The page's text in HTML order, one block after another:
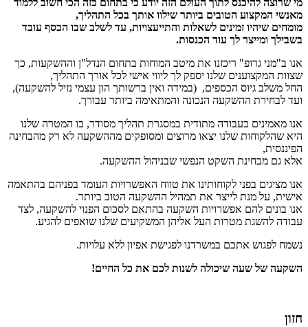
מי שרוצה להיכנס לתוך העולם הזה יודע כי בתחום כזה הכי חשוב ללמוד
מאנשי המקצוע הטובים ביותר שילוו אותך בכל התהליך,
מומחים שיהיו זמינים לשאלות והתייעצויות, עד לשלב שבו הכסף עובד
בשבילך ומייצר לך עוד הכנסות.
אנו ב"מני גרופ" ריכזנו את מיטב המוחות בתחום הנדל"ן וההשקעות, כך
שצוות המקצוענים שלנו יספק לך ליווי אישי לכל אורך התהליך,
החל משלב גיוס הכספים, (במידה ואין ברשותך הון עצמי נזיל להשקעה),
ועד לבחירת ההשקעה הנכונה והמתאימה ביותר עבורך.
אנו מאמינים בעבודה מתודית במסגרת תהליך מסודר, בו המטרה שלנו
היא שהלקוחות שלנו יצאו מרוצים ומסופקים מההשקעה לא רק מהבחינה
הפיננסית,
אלא גם מבחינת השקט הנפשי שבניהול ההשקעה.
אנו מציגים בפני לקוחותינו את טווח האפשרויות העומד בפניהם בהתאמה
אישית, על מנת לייצר את תמהיל ההשקעה הטוב ביותר.
אנו בונים להם אפשרויות השקעה בהתאם לסכום הפנוי להשקעה, לצד
עבודה להשגת מטרות העל אליהן המשקיעים שלנו שואפים להגיע.
נשמח לפגוש אתכם במשרדנו לפגישת אפיון ללא עלויות.
השקעה של שעה שיכולה לשנות לכם את כל החיים!
חזון